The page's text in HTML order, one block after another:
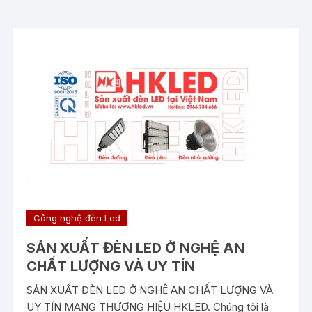
Công nghệ đèn Led
SẢN XUẤT ĐÈN LED Ở NGHỆ AN
CHẤT LƯỢNG VÀ UY TÍN
SẢN XUẤT ĐÈN LED Ở NGHỆ AN CHẤT LƯỢNG VÀ
UY TÍN MANG THƯƠNG HIỆU HKLED. Chúng tôi là